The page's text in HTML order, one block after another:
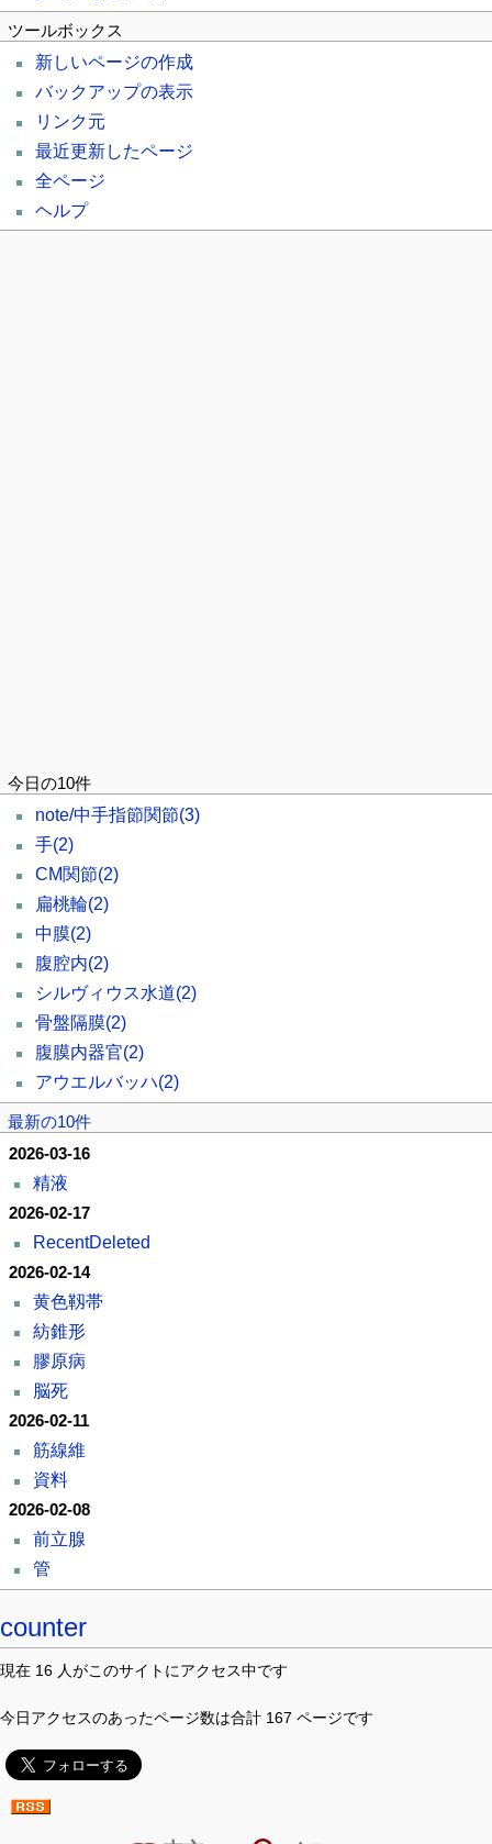
ツールボックス
新しいページの作成
バックアップの表示
リンク元
最近更新したページ
全ページ
ヘルプ
今日の10件
note/中手指節関節(3)
手(2)
CM関節(2)
扁桃輪(2)
中膜(2)
腹腔内(2)
シルヴィウス水道(2)
骨盤隔膜(2)
腹膜内器官(2)
アウエルバッハ(2)
最新の10件
2026-03-16
精液
2026-02-17
RecentDeleted
2026-02-14
黄色靱帯
紡錐形
膠原病
脳死
2026-02-11
筋線維
資料
2026-02-08
前立腺
管
counter
現在 16 人がこのサイトにアクセス中です
今日アクセスのあったページ数は合計 167 ページです